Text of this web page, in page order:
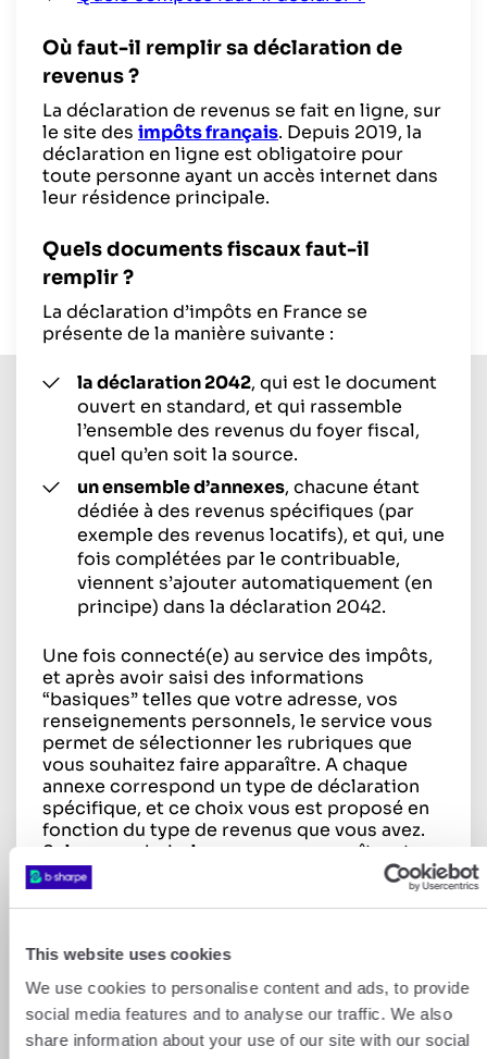
This website uses cookies
We use cookies to personalise content and ads, to provide
social media features and to analyse our traffic. We also
share information about your use of our site with our social
Où faut-il remplir sa déclaration de
revenus ?
La déclaration de revenus se fait en ligne, sur
le site des impôts français. Depuis 2019, la
déclaration en ligne est obligatoire pour
toute personne ayant un accès internet dans
leur résidence principale.
Quels documents fiscaux faut-il
remplir ?
La déclaration d’impôts en France se
présente de la manière suivante :
la déclaration 2042, qui est le document
ouvert en standard, et qui rassemble
l’ensemble des revenus du foyer fiscal,
quel qu’en soit la source.
un ensemble d’annexes, chacune étant
dédiée à des revenus spécifiques (par
exemple des revenus locatifs), et qui, une
fois complétées par le contribuable,
viennent s’ajouter automatiquement (en
principe) dans la déclaration 2042.
Une fois connecté(e) au service des impôts,
et après avoir saisi des informations
“basiques” telles que votre adresse, vos
renseignements personnels, le service vous
permet de sélectionner les rubriques que
vous souhaitez faire apparaître. A chaque
annexe correspond un type de déclaration
spécifique, et ce choix vous est proposé en
fonction du type de revenus que vous avez.
Selon vos choix, les annexes apparaîtront sur
votre espace.